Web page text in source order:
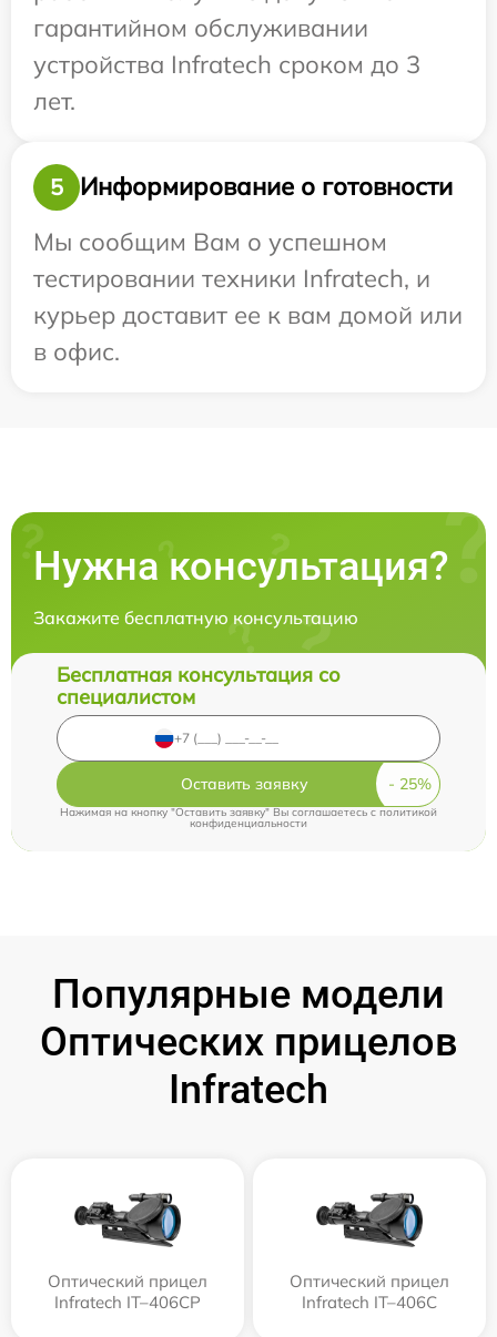
гарантийном обслуживании
устройства Infratech сроком до 3
лет.
5
Информирование о готовности
Мы сообщим Вам о успешном
тестировании техники Infratech, и
курьер доставит ее к вам домой или
в офис.
Нужна консультация?
Закажите бесплатную консультацию
Бесплатная консультация со
специалистом
Оставить заявку
Нажимая на кнопку "Оставить заявку" Вы соглашаетесь cполитикой
конфиденциальности
Популярные модели
Оптических прицелов
Infratech
Оптический прицел
Infratech IT–406СP
Оптический прицел
Infratech IT–406С